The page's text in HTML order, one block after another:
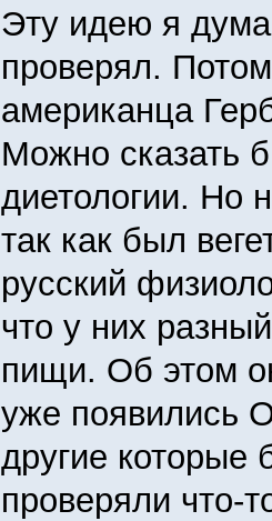
Эту идею я
проверял.
американца
Можно сказать
диетологии. Но
так как был
русский
что у них
пищи. Об этом
уже появились
другие которые
проверяли что-